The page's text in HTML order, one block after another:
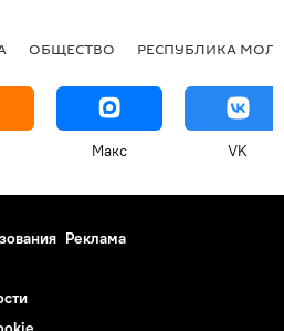
ОБЩЕСТВО РЕСПУБЛИКА
Макс VK
Реклама